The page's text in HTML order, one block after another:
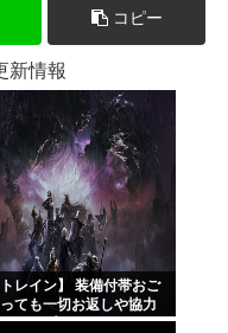
コピー
新情報
トレイン】 装備付帯おご
ても一切お返しや協力
ないプレイヤーいるけ